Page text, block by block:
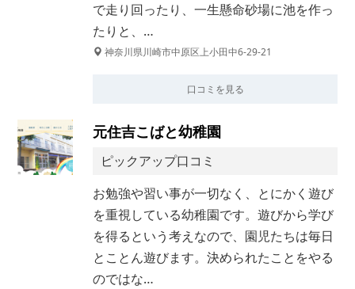
で走り回ったり、一生懸命砂場に池を作っ
たりと、…
神奈川県川崎市中原区上小田中6-29-21
口コミを見る
元住吉こばと幼稚園
ピックアップ口コミ
お勉強や習い事が一切なく、とにかく遊び
を重視している幼稚園です。遊びから学び
を得るという考えなので、園児たちは毎日
とことん遊びます。決められたことをやる
のではな…